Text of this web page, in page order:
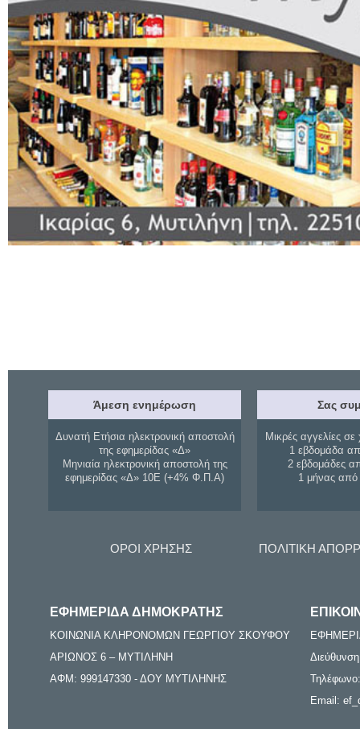
Άμεση ενημέρωση
Δυνατή Ετήσια ηλεκτρονική αποστολή
της εφημερίδας «Δ»
Μηνιαία ηλεκτρονική αποστολή της
εφημερίδας «Δ» 10Ε (+4% Φ.Π.Α)
Σας
Μικρές αγγελίες σε
1 εβδομάδα
2 εβδομάδες
1 μήνας
ΟΡΟΙ ΧΡΗΣΗΣ ΠΟΛΙΤΙΚΗ
ΕΦΗΜΕΡΙΔΑ ΔΗΜΟΚΡΑΤΗΣ
ΚΟΙΝΩΝΙΑ ΚΛΗΡΟΝΟΜΩΝ ΓΕΩΡΓΙΟΥ ΣΚΟΥΦΟΥ
ΑΡΙΩΝΟΣ 6 – ΜΥΤΙΛΗΝΗ
ΑΦΜ: 999147330 - ΔΟΥ ΜΥΤΙΛΗΝΗΣ
Email: